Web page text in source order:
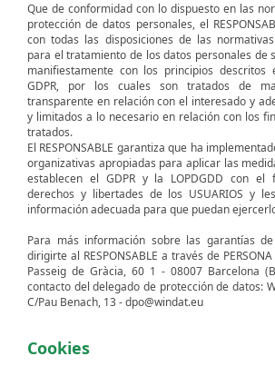
Que de conformidad con lo dispuesto en las
protección de datos personales, el
con todas las disposiciones de las normativas
para el tratamiento de los datos personales de
manifiestamente con los principios
GDPR, por los cuales son tratados de
transparente en relación con el interesado y
y limitados a lo necesario en relación con los
tratados.
El RESPONSABLE garantiza que ha
organizativas apropiadas para aplicar las
establecen el GDPR y la LOPDGDD con
derechos y libertades de los USUARIOS y
información adecuada para que puedan
Para más información sobre las garantías
dirigirte al RESPONSABLE a través de PERSONA
Passeig de Gràcia, 60 1 - 08007 Barcelona
contacto del delegado de protección de datos:
C/Pau Benach, 13 - dpo@windat.eu
Cookies